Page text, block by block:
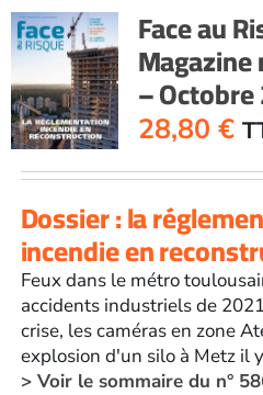
Face au
–
28,80 €
Dossier : la
incendie en
Feux dans le métro
accidents industriels de
crise, les caméras en zone
explosion d'un silo à Metz il
> Voir le sommaire du n°